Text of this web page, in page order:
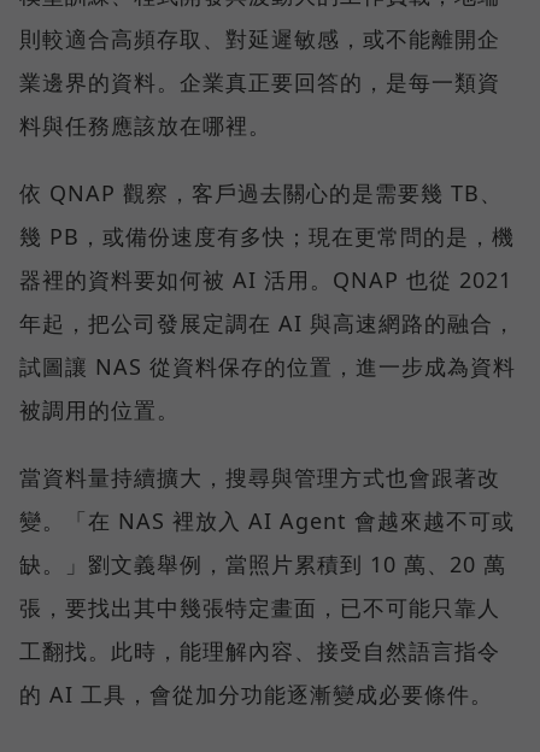
則較適合高頻存取、對延遲敏感，或不能離開企
業邊界的資料。企業真正要回答的，是每一類資
料與任務應該放在哪裡。
依 QNAP 觀察，客戶過去關心的是需要幾 TB、
幾 PB，或備份速度有多快；現在更常問的是，機
器裡的資料要如何被 AI 活用。QNAP 也從 2021
年起，把公司發展定調在 AI 與高速網路的融合，
試圖讓 NAS 從資料保存的位置，進一步成為資料
被調用的位置。
當資料量持續擴大，搜尋與管理方式也會跟著改
變。「在 NAS 裡放入 AI Agent 會越來越不可或
缺。」劉文義舉例，當照片累積到 10 萬、20 萬
張，要找出其中幾張特定畫面，已不可能只靠人
工翻找。此時，能理解內容、接受自然語言指令
的 AI 工具，會從加分功能逐漸變成必要條件。